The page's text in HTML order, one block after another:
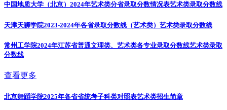
中国地质大学（北京）2024年艺术类分省录取分数情况表艺术类录取分数线
天津天狮学院2023-2024年各省录取分数线（艺术类） 艺术类录取分数线
常州工学院2024年江苏省普通文理类、艺术类各专业录取分数线艺术类录取
分数线
查看更多
北京舞蹈学院2025年各省省统考子科类对照表艺术类招生简章